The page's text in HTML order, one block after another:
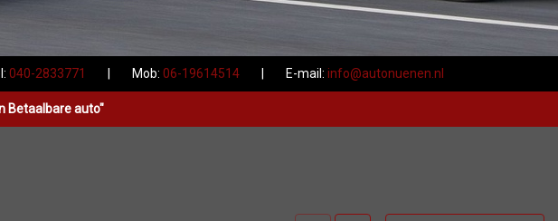
040-2833771 Mob: 06-19614514 E-mail: info@autonuenen.nl
Betaalbare auto"